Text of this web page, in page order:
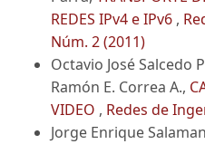
REDES IPv4 e IPv6 ,
Núm. 2 (2011)
Octavio José Salcedo
Ramón E. Correa A.,
VIDEO , Redes de
Jorge Enrique